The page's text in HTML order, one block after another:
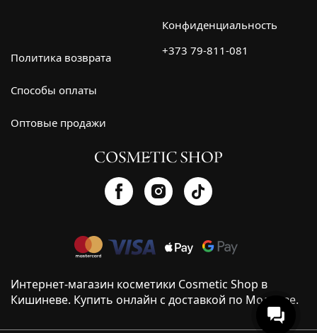
Конфиденциальность
Политика возврата
Способы оплаты
Оптовые продажи
+373 79-811-081
Интернет-магазин косметики Cosmetic Shop в
Кишиневе. Купить онлайн с доставкой по Молдове.